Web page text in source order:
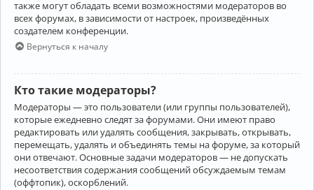
также могут обладать всеми возможностями модераторов во
всех форумах, в зависимости от настроек, произведённых
создателем конференции.
Вернуться к началу
Кто такие модераторы?
Модераторы — это пользователи (или группы пользователей),
которые ежедневно следят за форумами. Они имеют право
редактировать или удалять сообщения, закрывать, открывать,
перемещать, удалять и объединять темы на форуме, за который
они отвечают. Основные задачи модераторов — не допускать
несоответствия содержания сообщений обсуждаемым темам
(оффтопик), оскорблений.